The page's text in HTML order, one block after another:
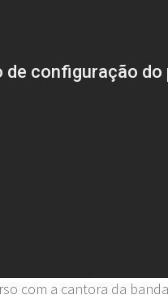
com a cantora da